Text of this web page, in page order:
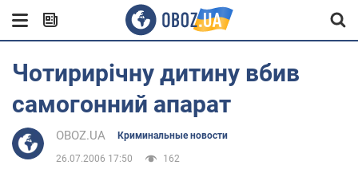
Чотирирічну дитину вбив
самогонний апарат
OBOZ.UA Криминальные новости
26.07.2006 17:50 162